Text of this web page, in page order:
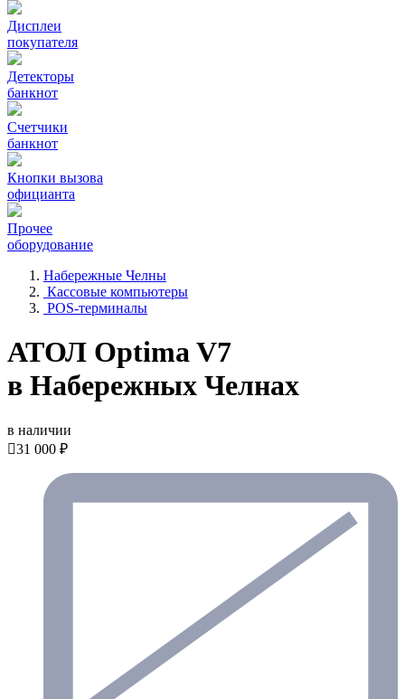
Дисплеи
покупателя
Детекторы
банкнот
Счетчики
банкнот
Кнопки вызова
официанта
Прочее
оборудование
Набережные Челны
Кассовые компьютеры
POS-терминалы
АТОЛ Optima V7
в Набережных Челнах
в наличии
31 000 ₽